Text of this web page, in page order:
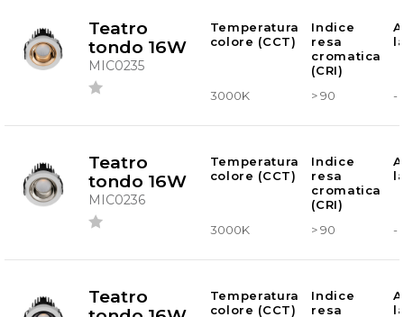
Teatro
tondo 16W
MIC0235
Temperatura
colore (CCT)
Indice
resa
cromatica
(CRI)
3000K > 90 -
Teatro
tondo 16W
MIC0236
Temperatura
colore (CCT)
Indice
resa
cromatica
(CRI)
3000K > 90 -
Teatro
Temperatura
colore (CCT)
Indice
resa